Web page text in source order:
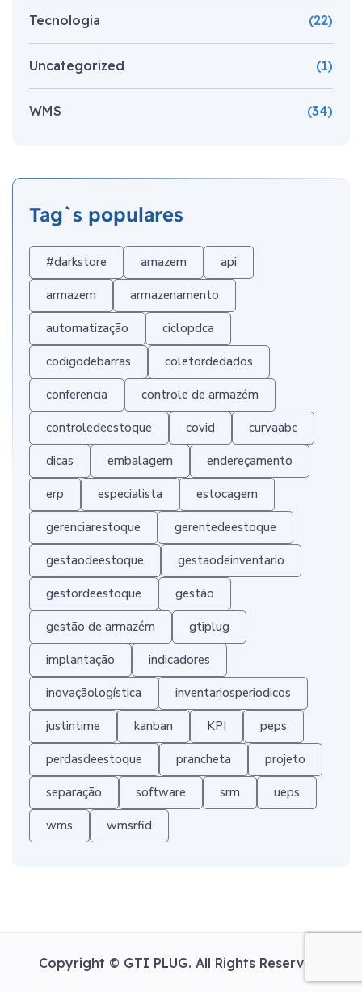
Tecnologia (22)
Uncategorized (1)
WMS (34)
Tag`s populares
#darkstore amazem api
armazem armazenamento
automatização ciclopdca
codigodebarras coletordedados
conferencia controle de armazém
controledeestoque covid curvaabc
dicas embalagem endereçamento
erp especialista estocagem
gerenciarestoque gerentedeestoque
gestaodeestoque gestaodeinventario
gestordeestoque gestão
gestão de armazém gtiplug
implantação indicadores
inovaçãologística inventariosperiodicos
justintime kanban KPI peps
perdasdeestoque prancheta projeto
separação software srm ueps
wms wmsrfid
Copyright © GTI PLUG. All Rights Reserved.